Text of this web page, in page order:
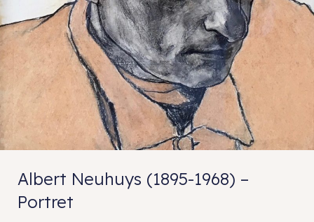
Albert Neuhuys (1895-1968) –
Portret